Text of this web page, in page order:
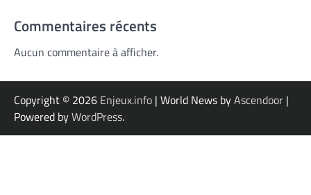
Commentaires récents
Aucun commentaire à afficher.
Copyright © 2026 Enjeux.info | World News byAscendoor |
Powered byWordPress.